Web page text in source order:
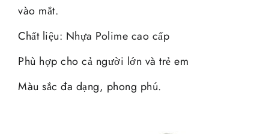
vào mắt.
Chất liệu: Nhựa Polime cao cấp
Phù hợp cho cả người lớn và trẻ em
Màu sắc đa dạng, phong phú.